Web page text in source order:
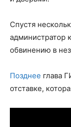
Спустя
администратор
обвинению в
Позднее глава
отставке,